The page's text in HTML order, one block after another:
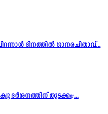
ദിനത്തിൽ ഗാനരചിതാവ്...
ദർശനത്തിന് തുടക്കം;...